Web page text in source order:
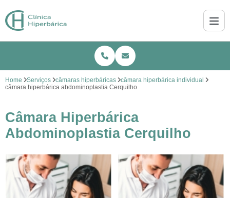
Home Serviços câmaras hiperbáricas
câmara hiperbárica individual
câmara hiperbárica abdominoplastia Cerquilho
Câmara Hiperbárica
Abdominoplastia Cerquilho